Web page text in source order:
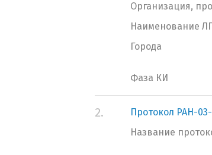
Организация,
Наименование
Города
Фаза КИ
2.
Протокол РАН-
Название